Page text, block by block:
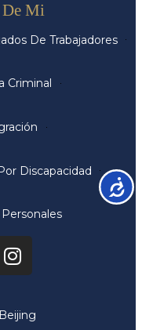
De Mi
De Trabajadores
Criminal
Discapacidad
Beijing